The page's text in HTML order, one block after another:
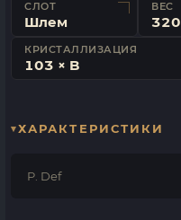
СЛОТ
Шлем
ВЕС
320
КРИСТАЛЛИЗАЦИЯ
103 × B
ХАРАКТЕРИСТИКИ
P. Def